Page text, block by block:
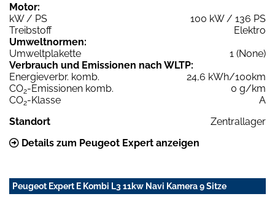
Motor:
kW / PS
100 kW / 136 PS
Treibstoff
Elektro
Umweltnormen:
Umweltplakette
1 (None)
Verbrauch und Emissionen nach WLTP:
Energieverbr. komb.
24,6 kWh/100km
CO2-Emissionen komb.
0 g/km
CO2-Klasse
A
Standort
Zentrallager
Details zum Peugeot Expert anzeigen
Peugeot Expert E Kombi L3 11kw Navi Kamera 9 Sitze